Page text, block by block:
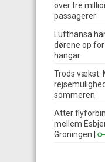
over tre
passagerer
Lufthansa
dørene op
hangar
Trods vækst:
sommeren
Atter
mellem
Groningen